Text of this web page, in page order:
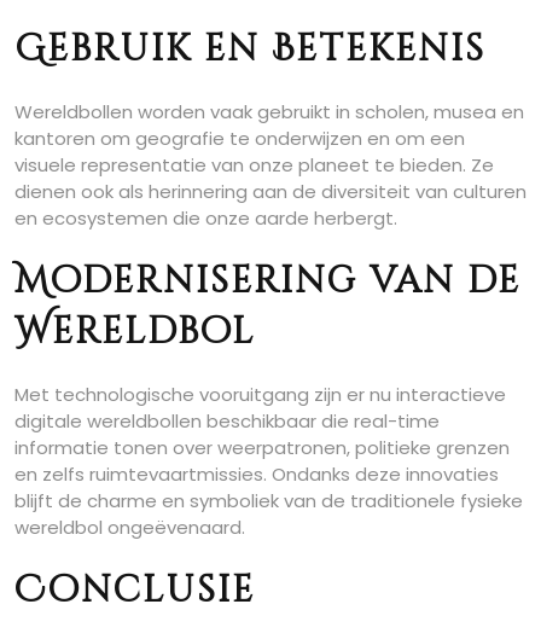
Gebruik en Betekenis
Wereldbollen worden vaak gebruikt in scholen, musea en
kantoren om geografie te onderwijzen en om een
visuele representatie van onze planeet te bieden. Ze
dienen ook als herinnering aan de diversiteit van culturen
en ecosystemen die onze aarde herbergt.
Modernisering van de
Wereldbol
Met technologische vooruitgang zijn er nu interactieve
digitale wereldbollen beschikbaar die real-time
informatie tonen over weerpatronen, politieke grenzen
en zelfs ruimtevaartmissies. Ondanks deze innovaties
blijft de charme en symboliek van de traditionele fysieke
wereldbol ongeëvenaard.
Conclusie